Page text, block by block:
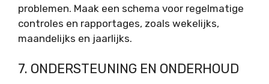
problemen. Maak een schema voor regelmatige
controles en rapportages, zoals wekelijks,
maandelijks en jaarlijks.
7. ONDERSTEUNING EN ONDERHOUD